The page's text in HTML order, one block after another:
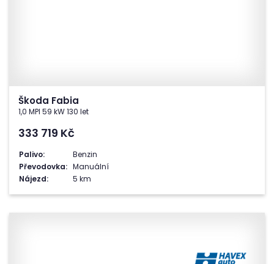
Škoda Fabia
1,0 MPI 59 kW 130 let
333 719 Kč
Palivo:
Benzin
Převodovka: Manuální
Nájezd:
5 km